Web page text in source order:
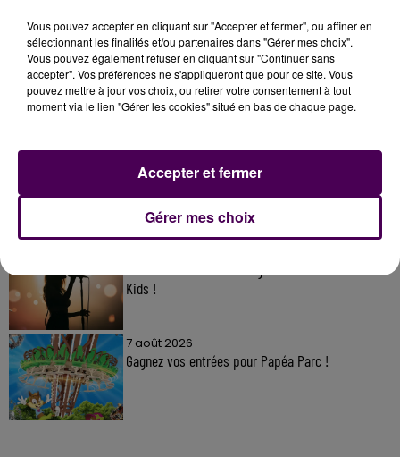
À LA UNE
Gagnez vos pass pour le V and B Fest' 2026 !
Kids !
7 août 2026
Gagnez vos entrées pour Papéa Parc !
Vous pouvez accepter en cliquant sur "Accepter et fermer", ou affiner en
sélectionnant les finalités et/ou partenaires dans "Gérer mes choix".
Vous pouvez également refuser en cliquant sur "Continuer sans
accepter". Vos préférences ne s'appliqueront que pour ce site. Vous
pouvez mettre à jour vos choix, ou retirer votre consentement à tout
moment via le lien "Gérer les cookies" situé en bas de chaque page.
Gérer mes choix
Accepter et fermer